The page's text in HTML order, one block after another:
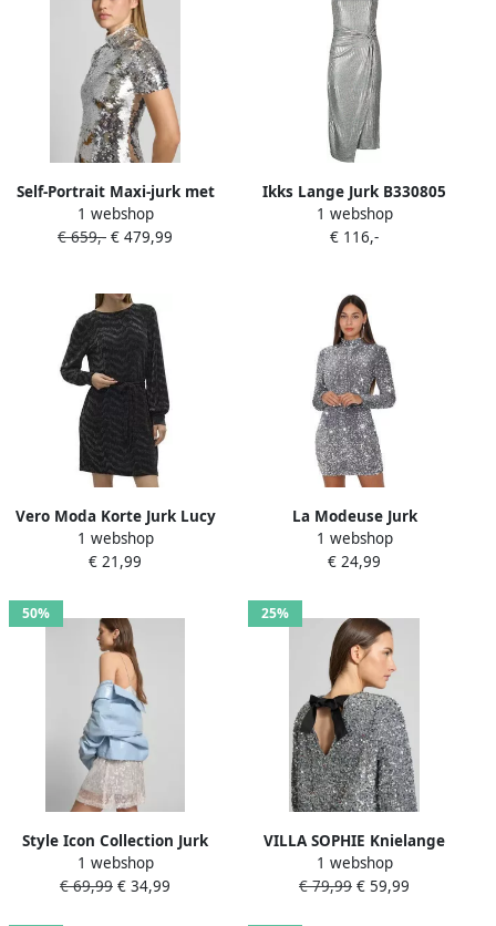
Self-Portrait Maxi-jurk met
all-over siergarnering
1 webshop
€ 659,- € 479,99
Ikks Lange Jurk B330805
1 webshop
€ 116,-
Vero Moda Korte Jurk Lucy
1 webshop
€ 21,99
La Modeuse Jurk
64042_P146153
1 webshop
€ 24,99
50%
Style Icon Collection Jurk
met bandjes in minilengte
met paillettenafwerking
1 webshop
€ 69,99 € 34,99
25%
VILLA SOPHIE Knielange
jurk met ronde hals
1 webshop
€ 79,99 € 59,99